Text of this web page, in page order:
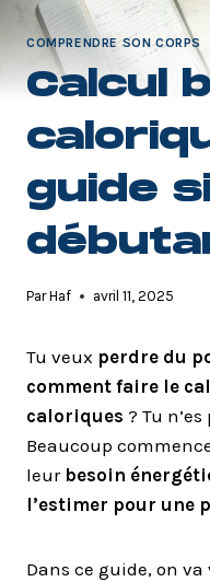
COMPRENDRE SON CORPS
Calcul
guide
Par Haf avril 11, 2025
Tu veux perdre du
comment faire le
caloriques ? Tu n’es
Beaucoup
leur besoin
l’estimer pour une
Dans ce guide, on